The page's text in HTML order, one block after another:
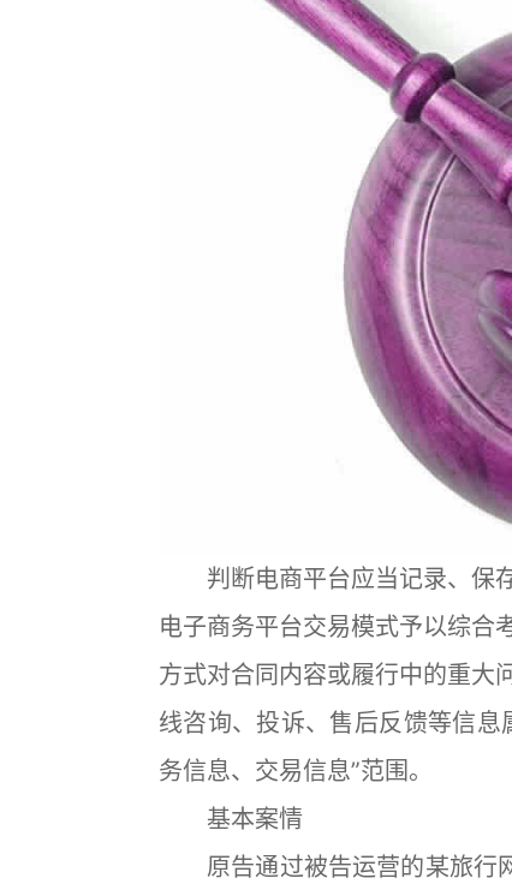
判断电商平台应当记录、保存
电子商务平台交易模式予以综合
方式对合同内容或履行中的重大
线咨询、投诉、售后反馈等信
务信息、交易信息”范围。
基本案情
原告通过被告运营的某旅行